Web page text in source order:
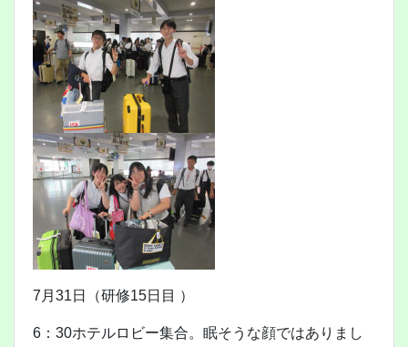
7月31日（研修15日目 ）
6：30ホテルロビー集合。眠そうな顔ではありまし